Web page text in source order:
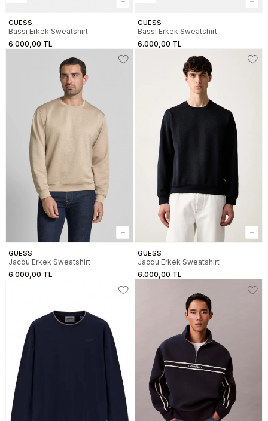
GUESS
Bassi Erkek Sweatshirt
6.000,00 TL
GUESS
Bassi Erkek Sweatshirt
6.000,00 TL
GUESS
Jacqu Erkek Sweatshirt
6.000,00 TL
GUESS
Jacqu Erkek Sweatshirt
6.000,00 TL